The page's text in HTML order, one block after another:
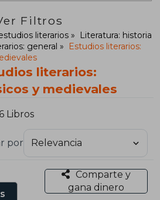
Filtros
literarios
Literatura: historia
general
Estudios literarios:
literarios:
y medievales
Libros
por
Comparte y
gana dinero